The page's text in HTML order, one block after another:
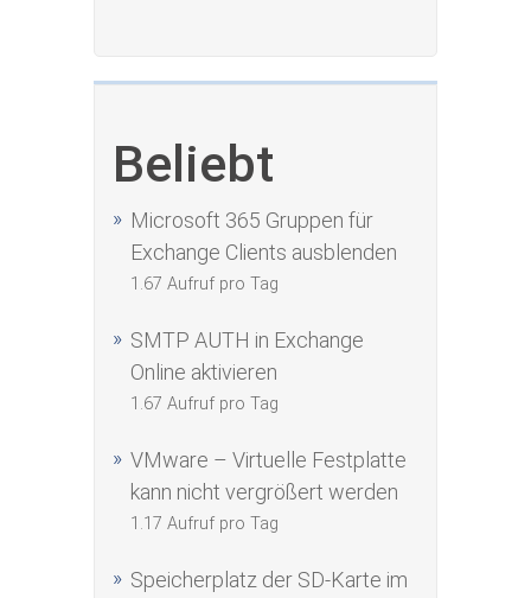
Beliebt
Microsoft 365 Gruppen für
Exchange Clients ausblenden
1.67 Aufruf pro Tag
SMTP AUTH in Exchange
Online aktivieren
1.67 Aufruf pro Tag
VMware – Virtuelle Festplatte
kann nicht vergrößert werden
1.17 Aufruf pro Tag
Speicherplatz der SD-Karte im